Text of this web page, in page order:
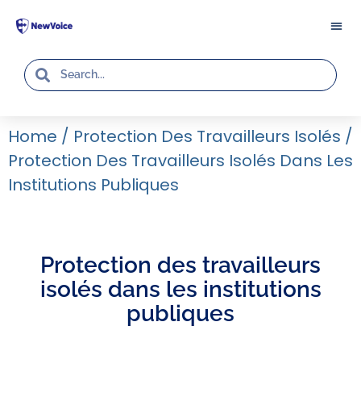
Home / Protection Des Travailleurs Isolés /
Protection Des Travailleurs Isolés Dans Les
Institutions Publiques
Protection des travailleurs
isolés dans les institutions
publiques